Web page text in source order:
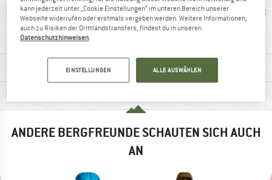
95%
Weiterempfehlung
Kunden sagen:
wasserdicht
MATERIALINFOS & FEATURES
ANDERE BERGFREUNDE SCHAUTEN SICH AUCH
AN
kann jederzeit unter „Cookie Einstellungen“ im unteren Bereich unserer
Webseite widerrufen oder erstmals vergeben werden. Weitere Informationen,
auch zu Risiken der Drittlandstransfers, findest du in unseren
Datenschutzhinweisen
EINSTELLUNGEN ALLE AUSWÄHLEN